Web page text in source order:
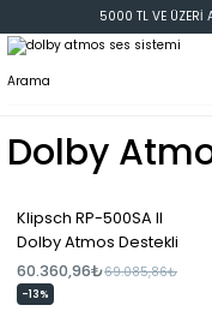
5000 TL VE ÜZERİ
Dolby
Klipsch RP-500SA II
Dolby Atmos Destekli
Surround Hoparlör
Siyah
60.360,96₺69.085,86₺
-13%